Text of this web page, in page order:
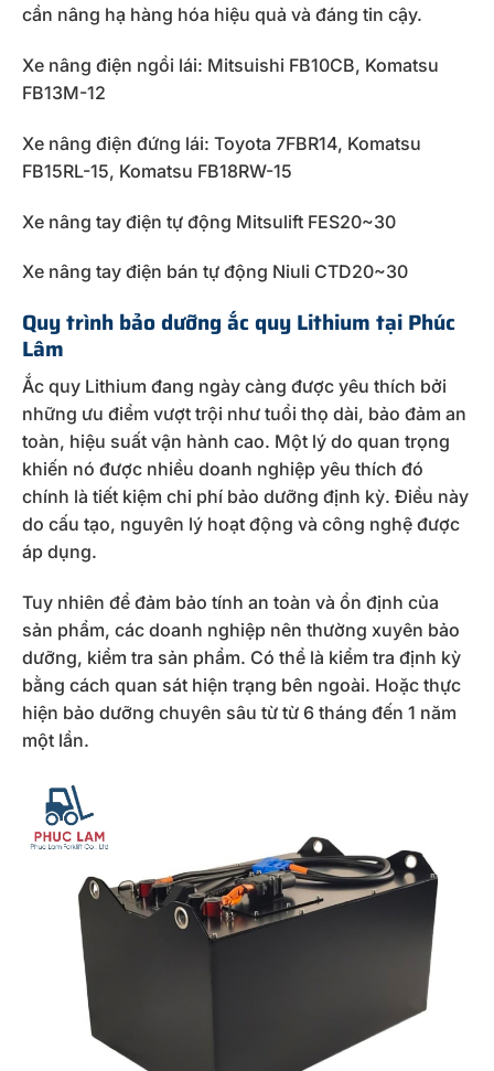
cần nâng hạ hàng hóa hiệu quả và đáng tin cậy.
Xe nâng điện ngồi lái: Mitsuishi FB10CB, Komatsu
FB13M-12
Xe nâng điện đứng lái: Toyota 7FBR14, Komatsu
FB15RL-15, Komatsu FB18RW-15
Xe nâng tay điện tự động Mitsulift FES20~30
Xe nâng tay điện bán tự động Niuli CTD20~30
Quy trình bảo dưỡng ắc quy Lithium tại Phúc
Lâm
Ắc quy Lithium đang ngày càng được yêu thích bởi
những ưu điểm vượt trội như tuổi thọ dài, bảo đảm an
toàn, hiệu suất vận hành cao. Một lý do quan trọng
khiến nó được nhiều doanh nghiệp yêu thích đó
chính là tiết kiệm chi phí bảo dưỡng định kỳ. Điều này
do cấu tạo, nguyên lý hoạt động và công nghệ được
áp dụng.
Tuy nhiên để đảm bảo tính an toàn và ổn định của
sản phẩm, các doanh nghiệp nên thường xuyên bảo
dưỡng, kiểm tra sản phẩm. Có thể là kiểm tra định kỳ
bằng cách quan sát hiện trạng bên ngoài. Hoặc thực
hiện bảo dưỡng chuyên sâu từ từ 6 tháng đến 1 năm
một lần.